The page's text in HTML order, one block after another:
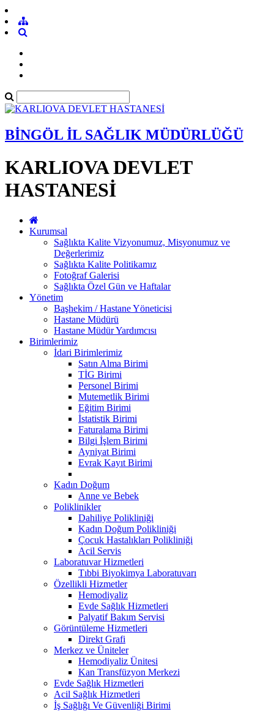
BİNGÖL İL SAĞLIK MÜDÜRLÜĞÜ
KARLIOVA DEVLET
HASTANESİ
Kurumsal
Sağlıkta Kalite Vizyonumuz, Misyonumuz ve
Değerlerimiz
Sağlıkta Kalite Politikamız
Fotoğraf Galerisi
Sağlıkta Özel Gün ve Haftalar
Yönetim
Başhekim / Hastane Yöneticisi
Hastane Müdürü
Hastane Müdür Yardımcısı
Birimlerimiz
İdari Birimlerimiz
Satın Alma Birimi
TİG Birimi
Personel Birimi
Mutemetlik Birimi
Eğitim Birimi
İstatistik Birimi
Faturalama Birimi
Bilgi İşlem Birimi
Ayniyat Birimi
Evrak Kayıt Birimi
Kadın Doğum
Anne ve Bebek
Poliklinikler
Dahiliye Polikliniği
Kadın Doğum Polikliniği
Çocuk Hastalıkları Polikliniği
Acil Servis
Laboratuvar Hizmetleri
Tıbbi Biyokimya Laboratuvarı
Özellikli Hizmetler
Hemodiyaliz
Evde Sağlık Hizmetleri
Palyatif Bakım Servisi
Görüntüleme Hizmetleri
Direkt Grafi
Merkez ve Üniteler
Hemodiyaliz Ünitesi
Kan Transfüzyon Merkezi
Evde Sağlık Hizmetleri
Acil Sağlık Hizmetleri
İş Sağlığı Ve Güvenliği Birimi